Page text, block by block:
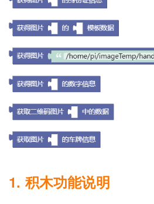
1. 积木功能说明